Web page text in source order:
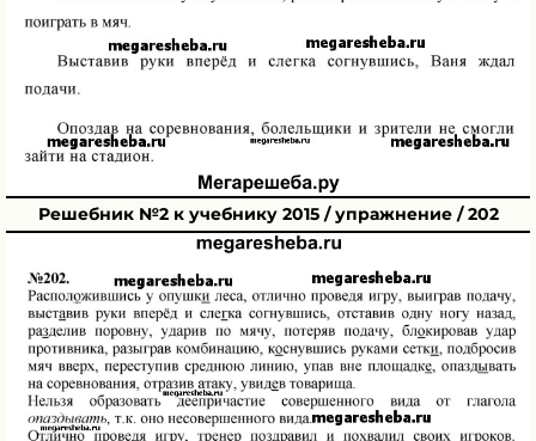
Решебник №2 к учебнику 2015 / упражнение / 202